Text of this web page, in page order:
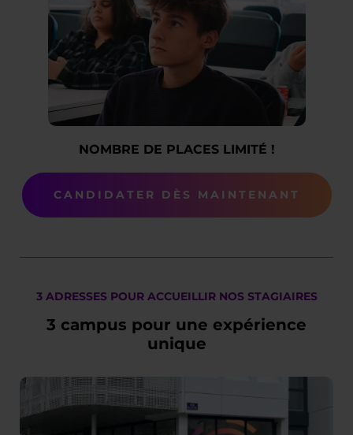
NOMBRE DE PLACES LIMITÉ !
CANDIDATER DÈS MAINTENANT
3 ADRESSES POUR ACCUEILLIR NOS STAGIAIRES
3 campus pour une expérience
unique